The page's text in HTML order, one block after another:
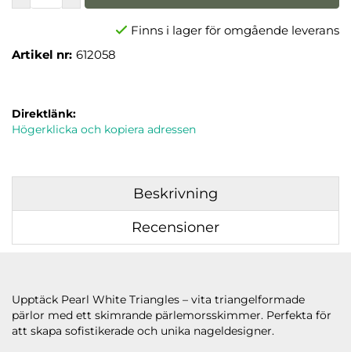
Finns i lager för omgående leverans
Artikel nr: 612058
Direktlänk:
Högerklicka och kopiera adressen
Beskrivning
Recensioner
Upptäck Pearl White Triangles – vita triangelformade
pärlor med ett skimrande pärlemorsskimmer. Perfekta för
att skapa sofistikerade och unika nageldesigner.